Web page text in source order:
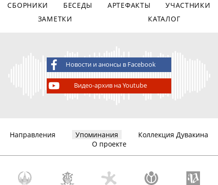
СБОРНИКИ БЕСЕДЫ АРТЕФАКТЫ
УЧАСТНИКИ
ЗАМЕТКИ
КАТАЛОГ
Новости и анонсы в Facebook
Видео-архив на Youtube
Направления Упоминания
Коллекция Дувакина
О проекте